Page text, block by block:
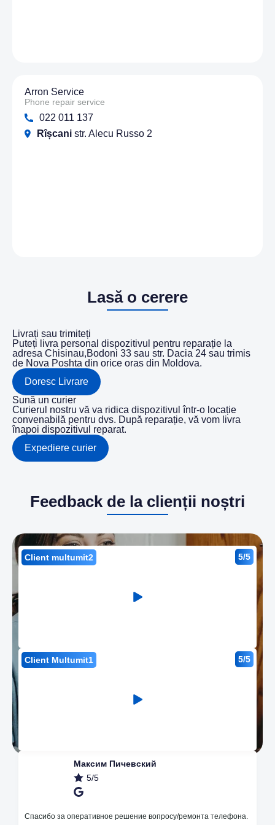
Arron Service
Phone repair service
022 011 137
Rîșcani str. Alecu Russo 2
Lasă o cerere
Livrați sau trimiteți
Puteți livra personal dispozitivul pentru reparație la
adresa Chisinau,Bodoni 33 sau str. Dacia 24 sau trimis
de Nova Poshta din orice oras din Moldova.
Doresc Livrare
Sună un curier
Curierul nostru vă va ridica dispozitivul într-o locație
convenabilă pentru dvs. După reparație, vă vom livra
înapoi dispozitivul reparat.
Expediere curier
Feedback de la clienții noștri
Client multumit2 5/5
Client Multumit1 5/5
Максим Пичевский
5/5
Спасибо за оперативное решение вопросу/ремонта телефона.
Avantajele noastre